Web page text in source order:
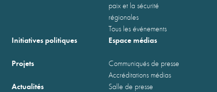
paix et la sécurité
régionales
Tous les événements
Initiatives politiques
Projets
Actualités
Espace médias
Communiqués de presse
Accréditations médias
Salle de presse